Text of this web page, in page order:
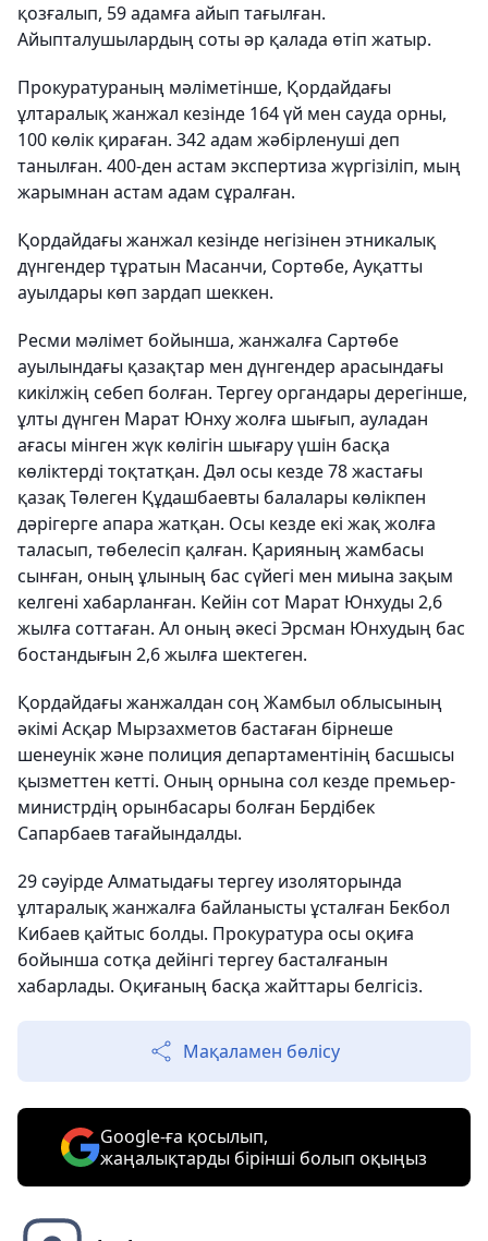
қозғалып, 59 адамға айып тағылған.
Айыпталушылардың соты әр қалада өтіп жатыр.
Прокуратураның мәліметінше, Қордайдағы
ұлтаралық жанжал кезінде 164 үй мен сауда орны,
100 көлік қираған. 342 адам жәбірленуші деп
танылған. 400-ден астам экспертиза жүргізіліп, мың
жарымнан астам адам сұралған.
Қордайдағы жанжал кезінде негізінен этникалық
дүнгендер тұратын Масанчи, Сортөбе, Ауқатты
ауылдары көп зардап шеккен.
Ресми мәлімет бойынша, жанжалға Сартөбе
ауылындағы қазақтар мен дүнгендер арасындағы
кикілжің себеп болған. Тергеу органдары дерегінше,
ұлты дүнген Марат Юнху жолға шығып, ауладан
ағасы мінген жүк көлігін шығару үшін басқа
көліктерді тоқтатқан. Дәл осы кезде 78 жастағы
қазақ Төлеген Құдашбаевты балалары көлікпен
дәрігерге апара жатқан. Осы кезде екі жақ жолға
таласып, төбелесіп қалған. Қарияның жамбасы
сынған, оның ұлының бас сүйегі мен миына зақым
келгені хабарланған. Кейін сот Марат Юнхуды 2,6
жылға соттаған. Ал оның әкесі Эрсман Юнхудың бас
бостандығын 2,6 жылға шектеген.
Қордайдағы жанжалдан соң Жамбыл облысының
әкімі Асқар Мырзахметов бастаған бірнеше
шенеунік және полиция департаментінің басшысы
қызметтен кетті. Оның орнына сол кезде премьер-
министрдің орынбасары болған Бердібек
Сапарбаев тағайындалды.​
29 сәуірде Алматыдағы тергеу изоляторында
ұлтаралық жанжалға байланысты ұсталған Бекбол
Кибаев қайтыс болды. Прокуратура осы оқиға
бойынша сотқа дейінгі тергеу басталғанын
хабарлады. Оқиғаның басқа жайттары белгісіз.​
Мақаламен бөлісу
Google-ға қосылып,
жаңалықтарды бірінші болып оқыңыз